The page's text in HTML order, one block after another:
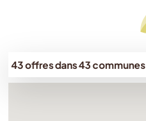
43 offres dans 43 communes